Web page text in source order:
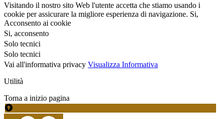
Visitando il nostro sito Web l'utente accetta che stiamo usando i
cookie per assicurare la migliore esperienza di navigazione. Si,
Acconsento ai cookie
Si, acconsento
Solo tecnici
Solo tecnici
Vai all'informativa privacy Visualizza Informativa
Utilità
Torna a inizio pagina